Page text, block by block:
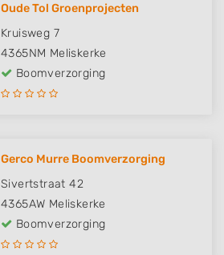
Oude Tol Groenprojecten
Kruisweg 7
4365NM Meliskerke
Boomverzorging
Gerco Murre Boomverzorging
Sivertstraat 42
4365AW Meliskerke
Boomverzorging